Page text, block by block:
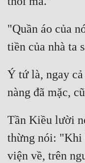
"Quần áo của
Ý tứ là, ngay
Tần Kiều lười
thừng nói: "Khi
viện về, trên